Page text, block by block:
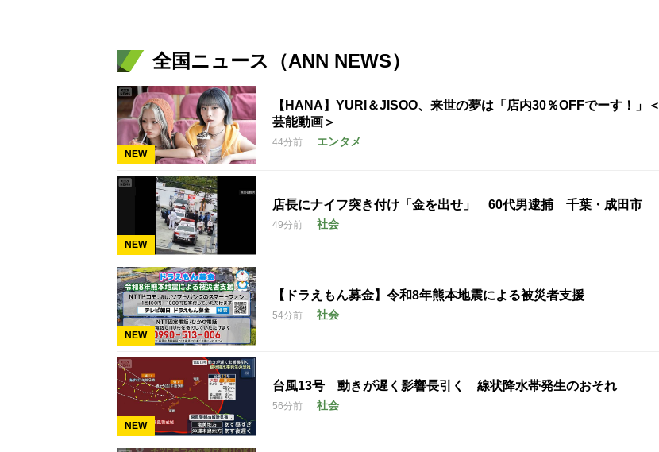
全国ニュース（ANN NEWS）
NEW
【HANA】YURI＆JISOO、来世の夢は「店内30％OFFでーす！」＜
芸能動画＞
44分前 エンタメ
NEW
店長にナイフ突き付け「金を出せ」 60代男逮捕 千葉・成田市
49分前 社会
NEW
【ドラえもん募金】令和8年熊本地震による被災者支援
54分前 社会
NEW
台風13号 動きが遅く影響長引く 線状降水帯発生のおそれ
56分前 社会